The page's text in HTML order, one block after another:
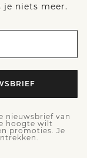
je niets meer.
nieuwsbrief van
hoogte wilt
promoties. Je